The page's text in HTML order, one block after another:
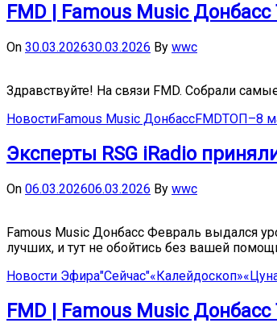
FMD | Famous Music
On 30.03.202630.03.2026 By wwc
Здравствуйте! На связи FMD. Собрали
НовостиFamous Music ДонбассFMDТОП–8
Эксперты RSG iRadio
On 06.03.202606.03.2026 By wwc
Famous Music Донбасс Февраль выдался
лучших, и тут не обойтись без вашей
Новости Эфира"Сейчас"«Калейдоскоп»
FMD | Famous Music